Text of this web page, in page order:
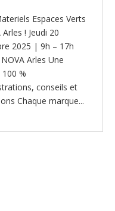
Espaces Verts
Arles ! Jeudi 20
2025 | 9h – 17h
Arles Une
%
conseils et
Chaque marque...